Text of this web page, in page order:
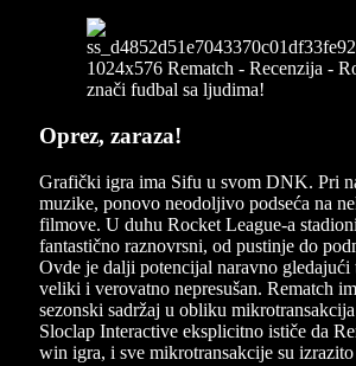
Oprez, zaraza!
Grafički igra ima Sifu u svom DNK. Pri
muzike, ponovo neodoljivo podseća na
filmove. U duhu Rocket League-a
fantastično raznovrsni, od pustinje do
Ovde je dalji potencijal naravno gledajući
veliki i verovatno nepresušan. Rematch
sezonski sadržaj u obliku
Sloclap Interactive eksplicitno ističe da
win igra, i sve mikrotransakcije su